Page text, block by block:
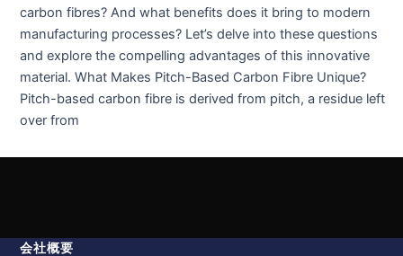
carbon fibres? And what benefits does it bring to modern
manufacturing processes? Let’s delve into these questions
and explore the compelling advantages of this innovative
material. What Makes Pitch-Based Carbon Fibre Unique?
Pitch-based carbon fibre is derived from pitch, a residue left
over from
会社概要